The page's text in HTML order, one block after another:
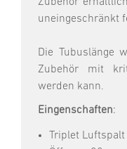
Zubehör
uneingeschränkt
Die Tubuslänge
Zubehör mit
werden kann.
Eingenschaften:
Triplet